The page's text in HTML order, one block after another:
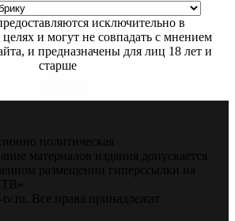
исключительно в
и могут не совпадать с мнением
и предназначены для лиц 18 лет и
старше
политическая
материалов издания допускается
размещении гиперссылки на
Все права принадлежат